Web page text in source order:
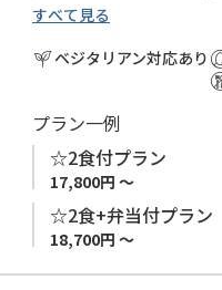
すべて見る
ベジタリアン対応あり
プラン一例
☆2食付プラン
17,800円 ～
☆2食+弁当付プラン
18,700円 ～